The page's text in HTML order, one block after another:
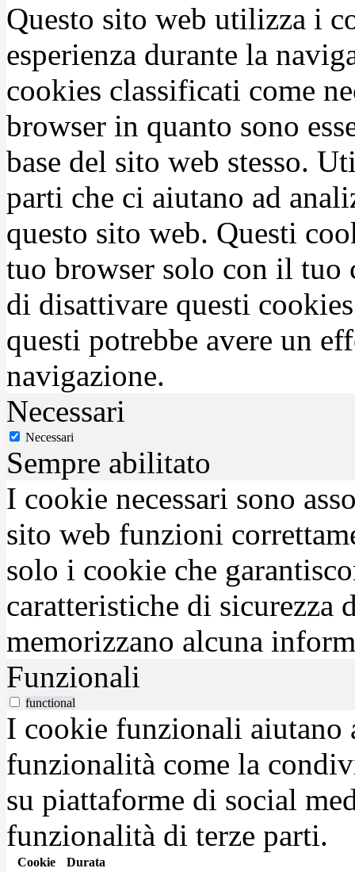
Questo sito web utilizza i
esperienza durante la
cookies classificati come
browser in quanto sono
base del sito web stesso.
parti che ci aiutano ad
questo sito web. Questi
tuo browser solo con il tuo
di disattivare questi
questi potrebbe avere un
navigazione.
Necessari
Necessari
Sempre abilitato
I cookie necessari sono
sito web funzioni
solo i cookie che
caratteristiche di sicurezza
memorizzano alcuna
Funzionali
functional
I cookie funzionali aiutano
funzionalità come la
su piattaforme di social
funzionalità di terze parti.
Cookie Durata